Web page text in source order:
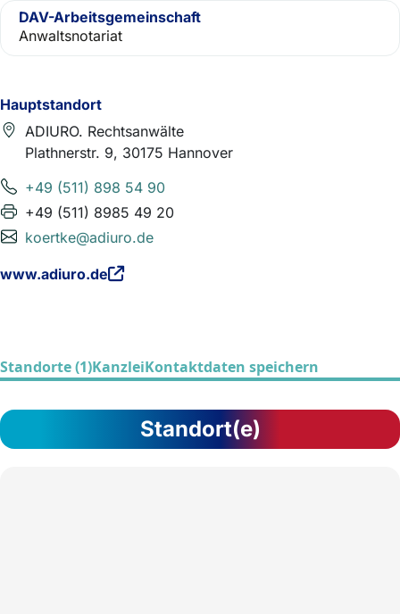
Hauptstandort
ADIURO. Rechtsanwälte
Plathnerstr. 9, 30175 Hannover
+49 (511) 898 54 90
+49 (511) 8985 49 20
koertke@adiuro.de
www.adiuro.de
DAV-Arbeitsgemeinschaft
Anwaltsnotariat
Standorte (1)KanzleiKontaktdaten speichern
Standort(e)